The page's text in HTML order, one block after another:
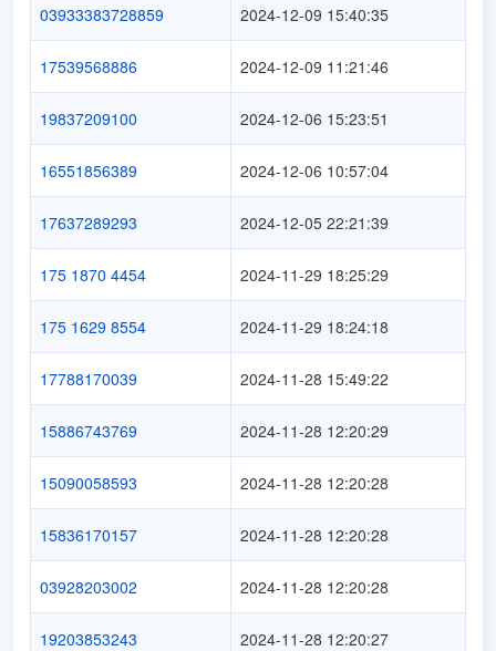
03933383728859 2024-12-09 15:40:35
17539568886 2024-12-09 11:21:46
19837209100 2024-12-06 15:23:51
16551856389 2024-12-06 10:57:04
17637289293 2024-12-05 22:21:39
175 1870 4454 2024-11-29 18:25:29
175 1629 8554 2024-11-29 18:24:18
17788170039 2024-11-28 15:49:22
15886743769 2024-11-28 12:20:29
15090058593 2024-11-28 12:20:28
15836170157 2024-11-28 12:20:28
03928203002 2024-11-28 12:20:28
19203853243 2024-11-28 12:20:27